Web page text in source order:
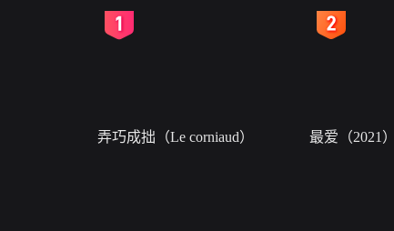
弄巧成拙（Le corniaud） 最爱（2021）